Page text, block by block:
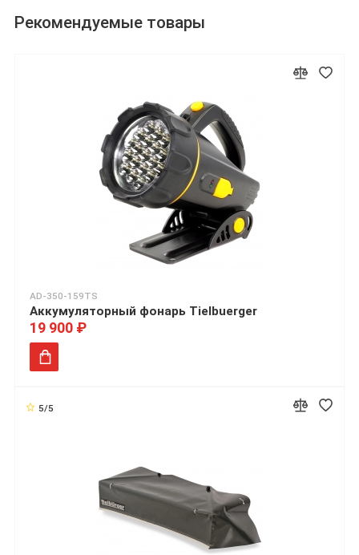
Рекомендуемые товары
AD-350-159TS
Аккумуляторный фонарь Tielbuerger
19 900 ₽
5/5